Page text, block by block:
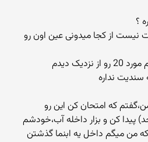
؟
از كجا میدونی عین اون رو
نداره
پيدا کن و بزار داخله آب،خودشم
من ميگم داخل يه ابنما گذشتن